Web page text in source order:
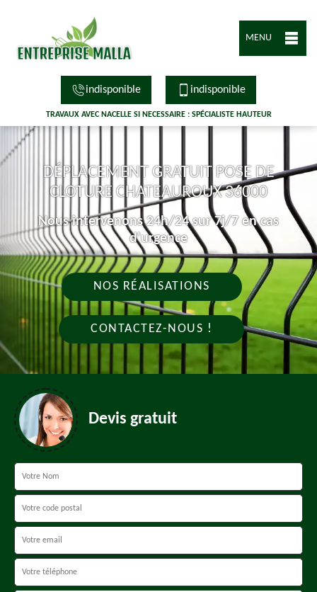
MENU
indisponible indisponible
TRAVAUX AVEC NACELLE SI NECESSAIRE : SPÉCIALISTE HAUTEUR
DÉPLACEMENT GRATUIT POSE DE
CLOTURE CHATEAUROUX 36000
Nous intervenons 24h/24 sur 7j/7 en cas
d'urgence
NOS RÉALISATIONS
CONTACTEZ-NOUS !
Devis gratuit